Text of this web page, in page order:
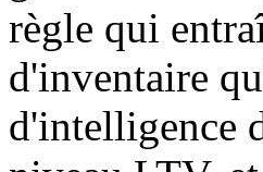
règle qui
d'inventaire
d'intelligence